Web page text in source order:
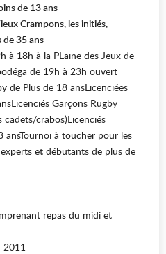
de 13 ans
Crampons, les initiés,
35 ans
à 18h à la PLaine des Jeux de
de 19h à 23h ouvert
de Plus de 18 ansLicenciées
Garçons Rugby
crabos)Licenciés
ansTournoi à toucher pour les
et débutants de plus de
repas du midi et
2011